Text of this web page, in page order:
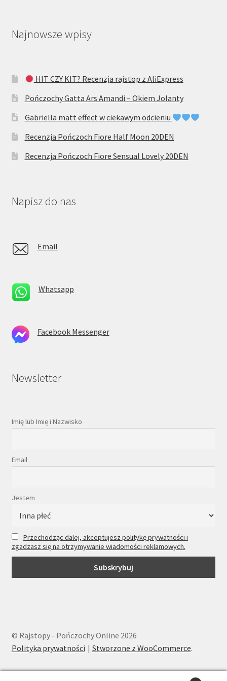
Najnowsze wpisy
HIT CZY KIT? Recenzja rajstop z AliExpress
Pończochy Gatta Ars Amandi – Okiem Jolanty
Gabriella matt effect w ciekawym odcieniu
Recenzja Pończoch Fiore Half Moon 20DEN
Recenzja Pończoch Fiore Sensual Lovely 20DEN
Napisz do nas
Email
Whatsapp
Facebook Messenger
Newsletter
Imię lub Imię i Nazwisko
Email
Jestem
Przechodząc dalej, akceptujesz politykę prywatności i
zgadzasz się na otrzymywanie wiadomości reklamowych.
© Rajstopy - Pończochy Online 2026
Polityka prywatności
Stworzone z WooCommerce.